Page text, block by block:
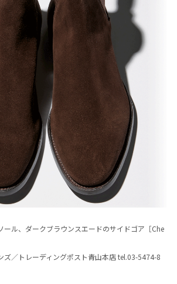
ール、ダークブラウンスエードのサイドゴア［Che
ズ／トレーディングポスト青山本店 tel.03-5474-8